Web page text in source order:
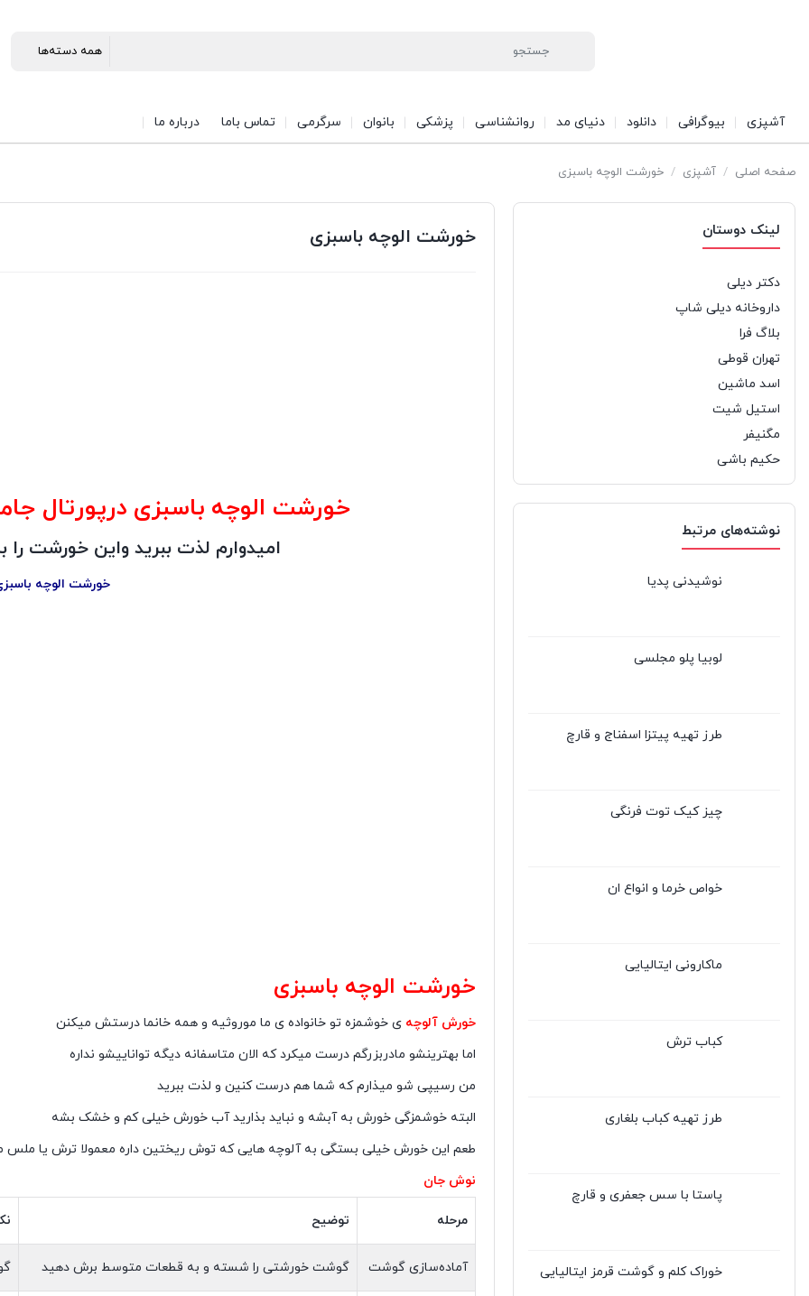
آشپزی بیوگرافی دانلود دنیای مد روانشناسی پزشکی بانوان سرگرمی تماس باما درباره ما
صفحه اصلی / آشپزی / خورشت الوچه باسبزی
لینک دوستان
دکتر دیلی
داروخانه دیلی شاپ
بلاگ فرا
تهران قوطی
اسد ماشین
استیل شیت
مگنیفر
حکیم باشی
نوشته‌های مرتبط
نوشیدنی پدیا
لوبیا پلو مجلسی
طرز تهیه پیتزا اسفناج و قارچ
چیز کیک توت فرنگی
خواص خرما و انواع ان
ماکارونی ایتالیایی
کباب ترش
طرز تهیه کباب بلغاری
پاستا با سس جعفری و قارچ
خوراک کلم و گوشت قرمز ایتالیایی
خورشت الوچه باسبزی
خورشت الوچه باسبزی درپورتال جامع
امیدوارم لذت ببرید واین خورشت
خورشت الوچه
خورشت الوچه باسبزی
خورش آلوچه ی خوشمزه تو خانواده ی ما موروثیه و همه خانما درستش میکنن
اما بهترینشو مادربزرگم درست میکرد که الان متاسفانه دیگه تواناییشو نداره
من رسیپی شو میذارم که شما هم درست کنین و لذت ببرید
البته خوشمزگی خورش به آبشه و نباید بذارید آب خورش خیلی کم و خشک بشه
طعم این خورش خیلی بستگی به آلوچه هایی که توش ریختین داره معمولا ترش یا
نوش جان
مرحله توضیح
آماده‌سازی گوشت گوشت خورشتی را شسته و به قطعات متوسط برش دهید